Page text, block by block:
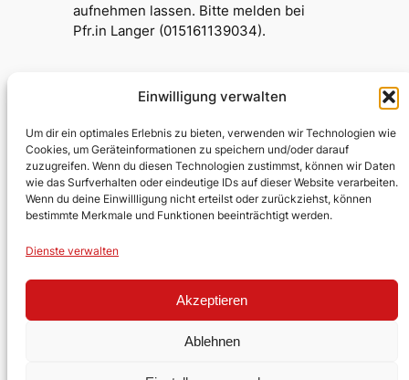
Einwilligung verwalten
Um dir ein optimales Erlebnis zu bieten, verwenden wir Technologien wie
Cookies, um Geräteinformationen zu speichern und/oder darauf
zuzugreifen. Wenn du diesen Technologien zustimmst, können wir Daten
wie das Surfverhalten oder eindeutige IDs auf dieser Website verarbeiten.
Wenn du deine Einwillligung nicht erteilst oder zurückziehst, können
bestimmte Merkmale und Funktionen beeinträchtigt werden.
Dienste verwalten
Akzeptieren
Ablehnen
aufnehmen lassen. Bitte melden bei
Pfr.in Langer (015161139034).
Testumgebung Kirche
Evangelische Kirchengemeinde
Lobberich/Hinsbeck
Über uns
Kontakt
Ehrenamt
Datenschutz
Facebook